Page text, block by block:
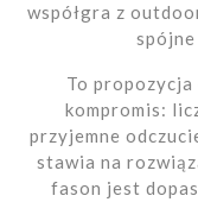
współgra z
To propozycja
kompromis:
przyjemne
stawia na
fason jest